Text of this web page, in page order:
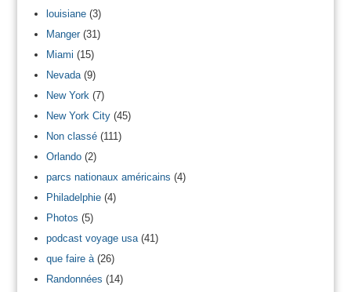
louisiane(3)
Manger(31)
Miami (15)
Nevada(9)
New York (7)
New York City(45)
Non classé(111)
Orlando(2)
parcs nationaux américains (4)
Philadelphie(4)
Photos (5)
podcast voyage usa(41)
que faire à(26)
Randonnées (14)